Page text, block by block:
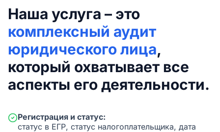
Наша услуга – это
комплексный аудит
юридического лица,
который охватывает все
аспекты его деятельности.
Регистрация и статус:
статус в ЕГР, статус налогоплательщика, дата